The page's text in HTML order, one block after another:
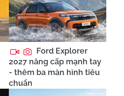
Ford Explorer
2027 nâng cấp mạnh tay
- thêm ba màn hình tiêu
chuẩn